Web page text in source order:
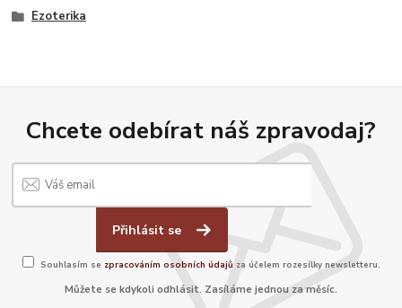
Ezoterika
Chcete odebírat náš zpravodaj?
Přihlásit se
Souhlasím se zpracováním osobních údajů za účelem rozesílky newsletteru.
Můžete se kdykoli odhlásit. Zasíláme jednou za měsíc.